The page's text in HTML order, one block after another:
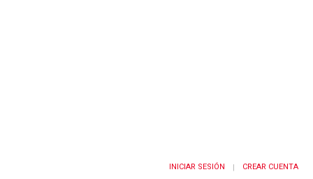
INICIAR SESIÓN | CREAR CUENTA